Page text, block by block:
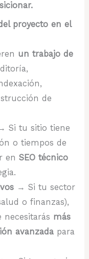
proyecto en el
un trabajo de
de
Si tu sitio tiene
o tiempos de
enSEO técnico
→ Si tu sector
o finanzas),
más
avanzada para